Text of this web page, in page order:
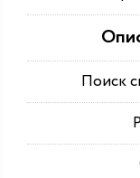
Поиск